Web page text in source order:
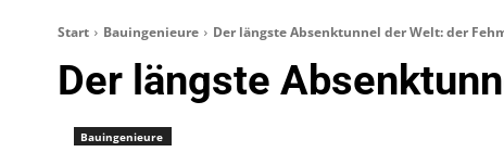
Start Bauingenieure Der längste Absenktunnel der Welt: der
Der längste
Bauingenieure